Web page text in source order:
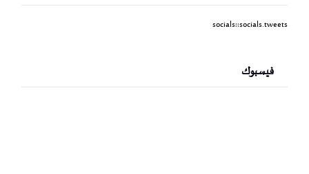
socials::socials.tweets
فيسبوك